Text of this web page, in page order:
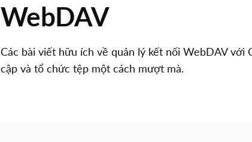
WebDAV
Các bài viết hữu ích về quản lý kết nối WebDAV
cập và tổ chức tệp một cách mượt mà.